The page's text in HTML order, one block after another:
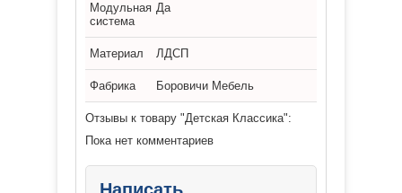
Модульная
система
Да
Материал ЛДСП
Фабрика Боровичи Мебель
Отзывы к товару "Детская Классика":
Пока нет комментариев